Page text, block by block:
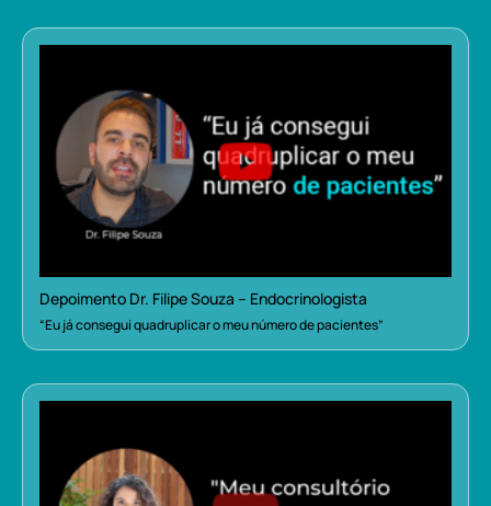
Depoimento Dr. Filipe Souza – Endocrinologista
“Eu já consegui quadruplicar o meu número de pacientes”